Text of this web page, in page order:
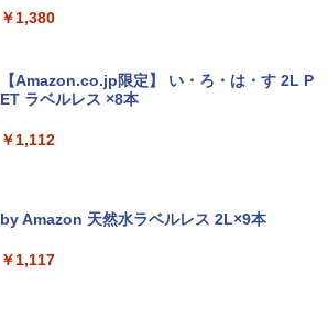
【クーポン使用で25,460円 8/2〜10迄】
軽量 小型 レッツノート SV8 12.1型 第8
D 256GB Wi-Fi5 Bluetooth USB Type-
【期間限定5%OFFクーポン 8/12 10時ま
で】 ゲーミングモニター モニター 24.5
カット ノングレア HDMI Adaptive-Sync
ブラック MAXZEN MGM25IC03 マクス
まで】 ゲーミングモニター 27インチ FH
学園騎士のレベルアップ！レベル1000超
えの転生者、落ちこぼれクラスに入学。
￥792
ル
Anker Soundcore Liberty 5 ディープブルー
[Explicit]
￥1,380
【Amazon.co.jp限定】 い・ろ・は・す 2L P
ET ラベルレス ×8本
￥1,112
by Amazon 天然水ラベルレス 2L×9本
￥1,117